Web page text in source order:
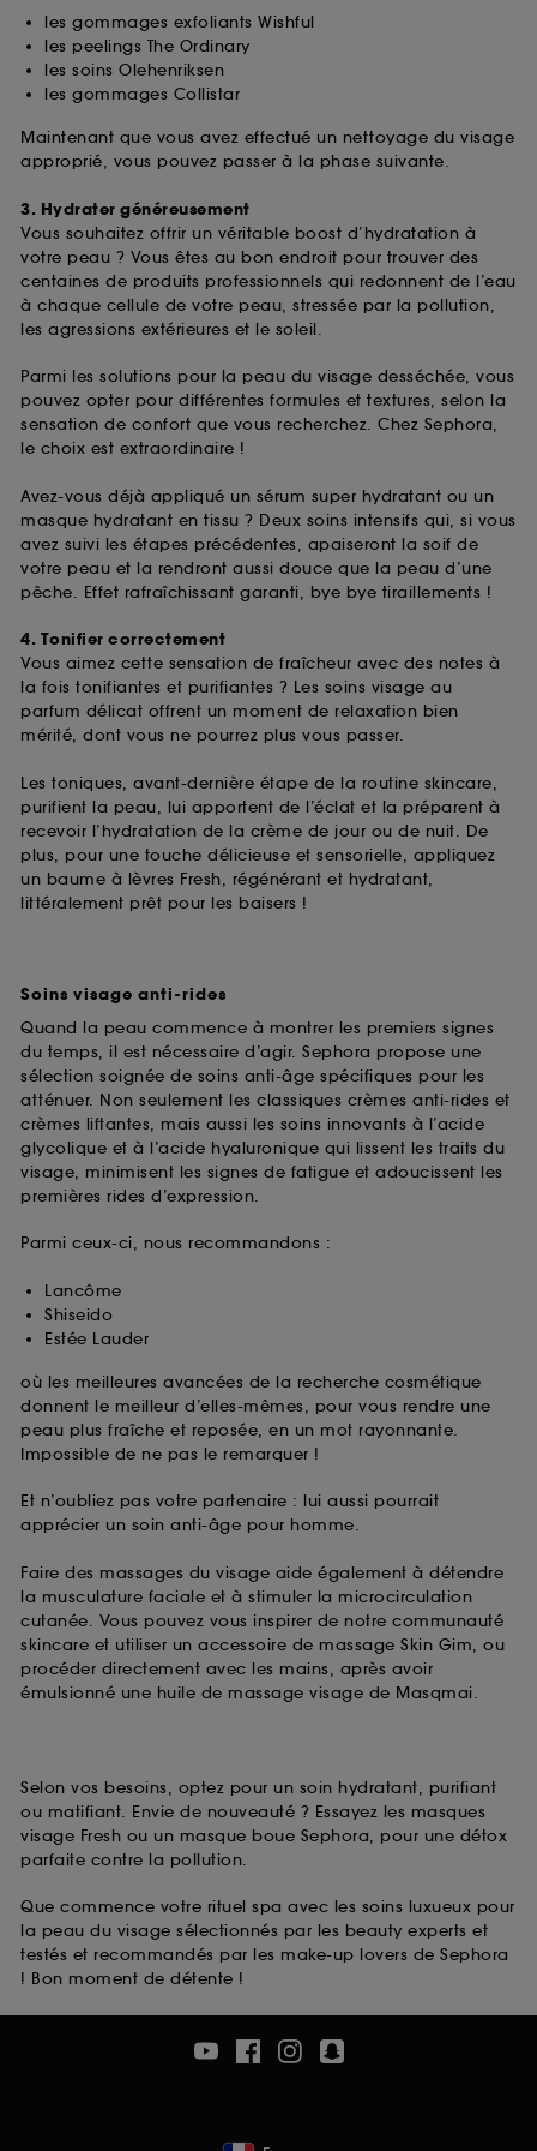
les gommages exfoliants Wishful
les peelings The Ordinary
les soins Olehenriksen
les gommages Collistar
Maintenant que vous avez effectué un nettoyage du visage
approprié, vous pouvez passer à la phase suivante.
3. Hydrater généreusement
Vous souhaitez offrir un véritable boost d’hydratation à
votre peau ? Vous êtes au bon endroit pour trouver des
centaines de produits professionnels qui redonnent de l’eau
à chaque cellule de votre peau, stressée par la pollution,
les agressions extérieures et le soleil.
Parmi les solutions pour la peau du visage desséchée, vous
pouvez opter pour différentes formules et textures, selon la
sensation de confort que vous recherchez. Chez Sephora,
le choix est extraordinaire !
Avez-vous déjà appliqué un sérum super hydratant ou un
masque hydratant en tissu ? Deux soins intensifs qui, si vous
avez suivi les étapes précédentes, apaiseront la soif de
votre peau et la rendront aussi douce que la peau d’une
pêche. Effet rafraîchissant garanti, bye bye tiraillements !
4. Tonifier correctement
Vous aimez cette sensation de fraîcheur avec des notes à
la fois tonifiantes et purifiantes ? Les soins visage au
parfum délicat offrent un moment de relaxation bien
mérité, dont vous ne pourrez plus vous passer.
Les toniques, avant-dernière étape de la routine skincare,
purifient la peau, lui apportent de l’éclat et la préparent à
recevoir l’hydratation de la crème de jour ou de nuit. De
plus, pour une touche délicieuse et sensorielle, appliquez
un baume à lèvres Fresh, régénérant et hydratant,
littéralement prêt pour les baisers !
Soins visage anti-rides
Quand la peau commence à montrer les premiers signes
du temps, il est nécessaire d’agir. Sephora propose une
sélection soignée de soins anti-âge spécifiques pour les
atténuer. Non seulement les classiques crèmes anti-rides et
crèmes liftantes, mais aussi les soins innovants à l’acide
glycolique et à l’acide hyaluronique qui lissent les traits du
visage, minimisent les signes de fatigue et adoucissent les
premières rides d’expression.
Parmi ceux-ci, nous recommandons :
Lancôme
Shiseido
Estée Lauder
où les meilleures avancées de la recherche cosmétique
donnent le meilleur d’elles-mêmes, pour vous rendre une
peau plus fraîche et reposée, en un mot rayonnante.
Impossible de ne pas le remarquer !
Et n’oubliez pas votre partenaire : lui aussi pourrait
apprécier un soin anti-âge pour homme.
Faire des massages du visage aide également à détendre
la musculature faciale et à stimuler la microcirculation
cutanée. Vous pouvez vous inspirer de notre communauté
skincare et utiliser un accessoire de massage Skin Gim, ou
procéder directement avec les mains, après avoir
émulsionné une huile de massage visage de Masqmai.
Selon vos besoins, optez pour un soin hydratant, purifiant
ou matifiant. Envie de nouveauté ? Essayez les masques
visage Fresh ou un masque boue Sephora, pour une détox
parfaite contre la pollution.
Que commence votre rituel spa avec les soins luxueux pour
la peau du visage sélectionnés par les beauty experts et
testés et recommandés par les make-up lovers de Sephora
! Bon moment de détente !
fréquentation et de navigation sur notre site afin
d’en améliorer la performance.
Cookies de sécurisation des paiements en ligne :
ils nous permettent de lutter notamment contre les
fraudes aux moyens de paiement et les
usurpations d’identité.
Cookies fonctionnels :
permettant l’affichage et/ou la fourniture de
certaines fonctionnalités du site, tel que les
cookies d’authentification qui sont utilisés afin de
vous faire bénéficier de l’authentification
prolongée vous permettant d’accéder à votre
compte lors de votre prochaine visite sur le site
passe.
lecture de ces traceurs requiert votre accord. Vous
pouvez personnaliser vos choix concernant le dépôt
de ces cookies grâce au bouton "personnaliser mes
choix" ci-dessous ou décider de "tout accepter".
Sephora pourra associer les informations de
navigation collectées par ces Cookies, pour les
finalités acceptées, avec les données personnelles
collectées ou générées lors de votre activité en ligne
sur "continuer sans accepter". Voous pouvez à tout
moment choisir de retirer votrte consentement. Si vous
souhaitez obtenir plus d'information sur les cookies